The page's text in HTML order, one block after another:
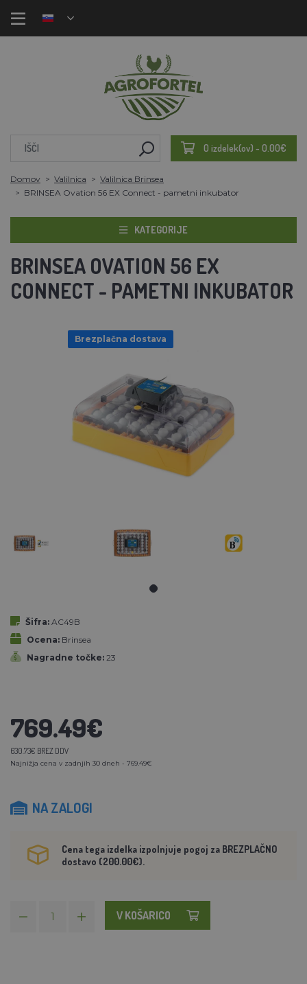
0 izdelek(ov) - 0.00€
Domov Valilnica
Valilnica Brinsea
BRINSEA Ovation 56 EX Connect - pametni inkubator
KATEGORIJE
BRINSEA OVATION 56 EX
CONNECT - PAMETNI INKUBATOR
Brezplačna dostava
Šifra: AC49B
Ocena: Brinsea
Nagradne točke: 23
769.49€
630.73€ BREZ DDV
Najnižja cena v zadnjih 30 dneh - 769.49€
NA ZALOGI
Cena tega izdelka izpolnjuje pogoj za BREZPLAČNO
dostavo (200.00€).
V KOŠARICO